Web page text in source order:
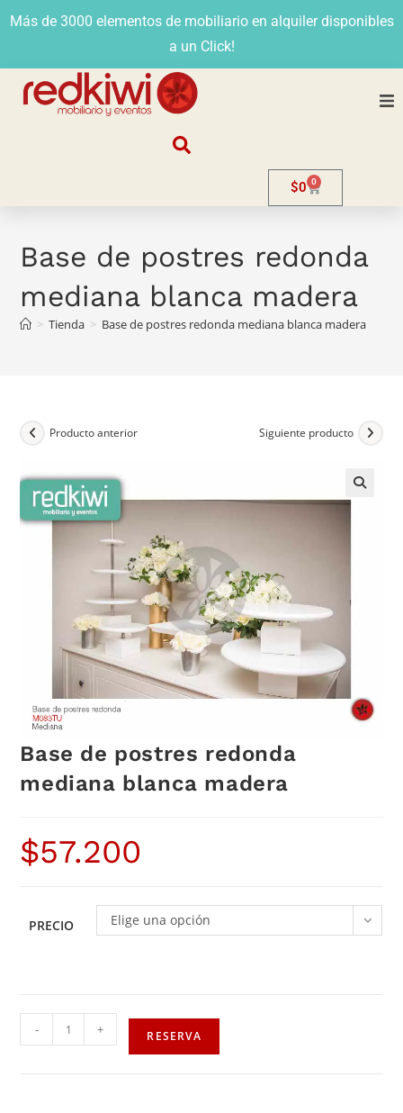
Más de 3000 elementos de mobiliario en alquiler disponibles
a un Click!
Venta
$0 0
Base de postres redonda
mediana blanca madera
> Tienda > Base de postres redonda mediana blanca madera
Producto anterior Siguiente producto
Base de postres redonda
mediana blanca madera
$57.200
PRECIO Elige una opción
- + RESERVA